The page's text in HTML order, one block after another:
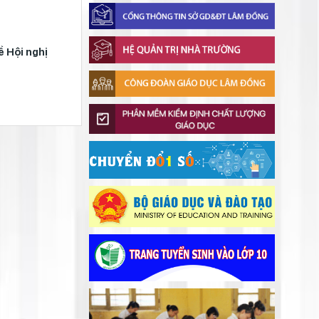
Hội nghị
Những điều ít người
biết về hòn đảo Hoàng
Sa của Việt Nam
Gieo mầm hiếu học nơi vùng xa
Thắp sáng văn hóa đọc từ những
“Thư viện thân thiện”
Lâm Đồng tập huấn cán bộ quản lý
ngành Giáo dục, sẵn sàng cho năm
học 2026 - 2027
Bảo đảm ngày khai giảng thực sự là
ngày hội của học sinh và giáo viên
con đường học tập
Phường Xuân Trường – Đà Lạt:
trang bị kiến thức, kỹ năng phòng,
chống đuối nước và sơ cấp cứu cho
thanh thiếu nhi
Đẩy mạnh truyền thông về giáo dục
nghề nghiệp trong toàn ngành năm
2026
Bộ Giáo dục và Đào tạo triển khai
100 ngày tháo gỡ các điểm nghẽn về
chuyển đổi số
Ðảng từ học đường